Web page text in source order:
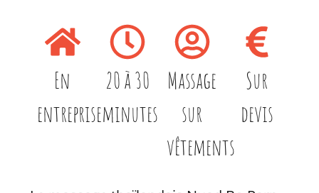
En
entreprise
20 à 30
minutes
Massage
sur
vêtements
Sur
devis